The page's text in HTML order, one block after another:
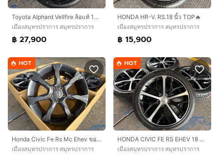
Toyota Alphard Vellfire ล้อแท้ 18 นิ้ว Top🔥
เมืองสมุทรปราการ สมุทรปราการ
฿ 27,900
HONDA HR-V. RS.18 นิ้ว TOP🔥
เมืองสมุทรปราการ สมุทรปราการ
฿ 15,900
HOT
Honda Civic Fe Rs Mc Ehev ขอบ 18 Top 💢
เมืองสมุทรปราการ สมุทรปราการ
HOT
HONDA CIVIC FE RS EHEV 18 นิ้ว TOP🔥
เมืองสมุทรปราการ สมุทรปราการ